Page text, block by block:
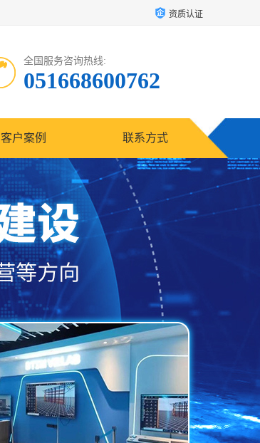
资质认证
全国服务咨询热线:
051668600762
客户案例 联系方式